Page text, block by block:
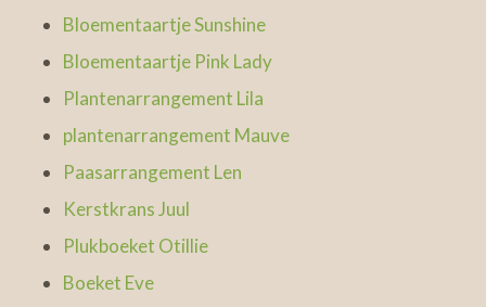
Bloementaartje Sunshine
Bloementaartje Pink Lady
Plantenarrangement Lila
plantenarrangement Mauve
Paasarrangement Len
Kerstkrans Juul
Plukboeket Otillie
Boeket Eve